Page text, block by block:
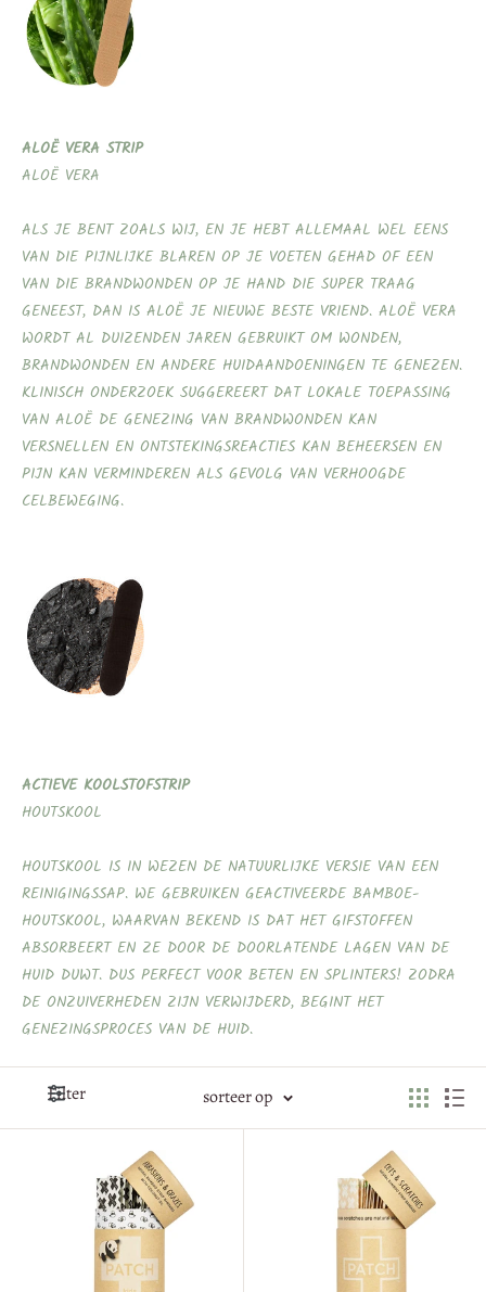
ALOË VERA STRIP
ALOË VERA
ALS JE BENT ZOALS WIJ, EN JE HEBT ALLEMAAL WEL EENS
VAN DIE PIJNLIJKE BLAREN OP JE VOETEN GEHAD OF EEN
VAN DIE BRANDWONDEN OP JE HAND DIE SUPER TRAAG
GENEEST, DAN IS ALOË JE NIEUWE BESTE VRIEND. ALOË VERA
WORDT AL DUIZENDEN JAREN GEBRUIKT OM WONDEN,
BRANDWONDEN EN ANDERE HUIDAANDOENINGEN TE GENEZEN.
KLINISCH ONDERZOEK SUGGEREERT DAT LOKALE TOEPASSING
VAN ALOË DE GENEZING VAN BRANDWONDEN KAN
VERSNELLEN EN ONTSTEKINGSREACTIES KAN BEHEERSEN EN
PIJN KAN VERMINDEREN ALS GEVOLG VAN VERHOOGDE
CELBEWEGING.
ACTIEVE KOOLSTOFSTRIP
HOUTSKOOL
HOUTSKOOL IS IN WEZEN DE NATUURLIJKE VERSIE VAN EEN
REINIGINGSSAP. WE GEBRUIKEN GEACTIVEERDE BAMBOE-
HOUTSKOOL, WAARVAN BEKEND IS DAT HET GIFSTOFFEN
ABSORBEERT EN ZE DOOR DE DOORLATENDE LAGEN VAN DE
HUID DUWT. DUS PERFECT VOOR BETEN EN SPLINTERS! ZODRA
DE ONZUIVERHEDEN ZIJN VERWIJDERD, BEGINT HET
GENEZINGSPROCES VAN DE HUID.
Filter sorteer op